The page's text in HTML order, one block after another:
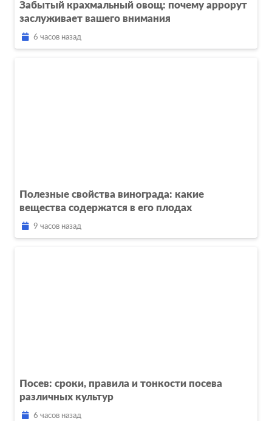
Забытый крахмальный овощ: почему аррорут
заслуживает вашего внимания
6 часов назад
Полезные свойства винограда: какие
вещества содержатся в его плодах
9 часов назад
Посев: сроки, правила и тонкости посева
различных культур
6 часов назад